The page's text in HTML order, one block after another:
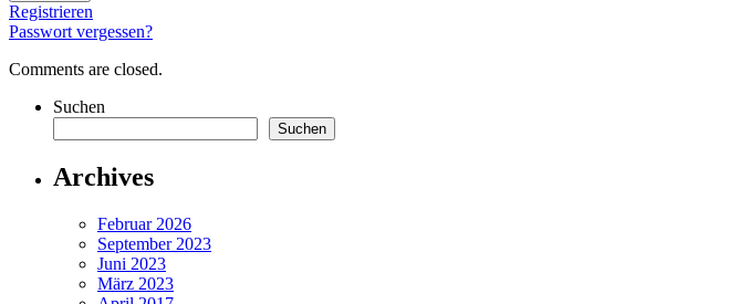
Registrieren
Passwort vergessen?
Comments are closed.
Suchen
Suchen
Archives
Februar 2026
September 2023
Juni 2023
März 2023